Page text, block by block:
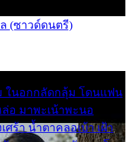
(ซาวด์ดนตรี)
ในอกกลัดกลุ้ม โดนแฟน
อ มาพะเน้าพะนอ
ศร้า น้ำตาคลอเบ้า เฝ้า